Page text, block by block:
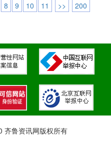
8 9 10 11 >> 200
齐鲁资讯网版权所有